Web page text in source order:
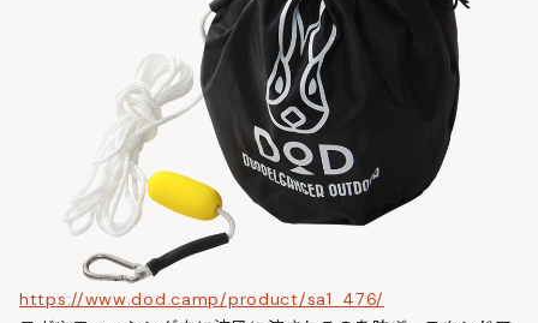
https://www.dod.camp/product/sa1_476/